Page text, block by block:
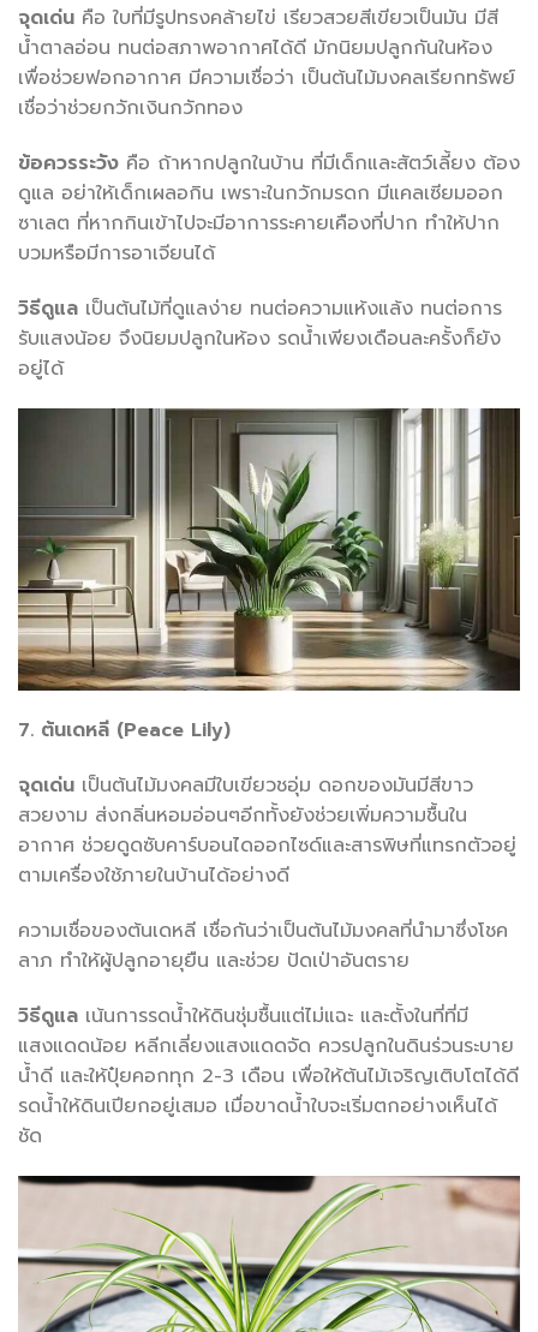
จุดเด่น คือ ใบที่มีรูปทรงคล้ายไข่ เรียวสวยสีเขียวเป็นมัน มีสี
น้ำตาลอ่อน ทนต่อสภาพอากาศได้ดี มักนิยมปลูกกันในห้อง
เพื่อช่วยฟอกอากาศ มีความเชื่อว่า เป็นต้นไม้มงคลเรียกทรัพย์
เชื่อว่าช่วยกวักเงินกวักทอง
ข้อควรระวัง คือ ถ้าหากปลูกในบ้าน ที่มีเด็กและสัตว์เลี้ยง ต้อง
ดูแล อย่าให้เด็กเผลอกิน เพราะในกวักมรดก มีแคลเซียมออก
ซาเลต ที่หากกินเข้าไปจะมีอาการระคายเคืองที่ปาก ทำให้ปาก
บวมหรือมีการอาเจียนได้
วิธีดูแล เป็นต้นไม้ที่ดูแลง่าย ทนต่อความแห้งแล้ง ทนต่อการ
รับแสงน้อย จึงนิยมปลูกในห้อง รดน้ำเพียงเดือนละครั้งก็ยัง
อยู่ได้
7. ต้นเดหลี (Peace Lily)
จุดเด่น เป็นต้นไม้มงคลมีใบเขียวชอุ่ม ดอกของมันมีสีขาว
สวยงาม ส่งกลิ่นหอมอ่อนๆอีกทั้งยังช่วยเพิ่มความชื้นใน
อากาศ ช่วยดูดซับคาร์บอนไดออกไซด์และสารพิษที่แทรกตัวอยู่
ตามเครื่องใช้ภายในบ้านได้อย่างดี
ความเชื่อของต้นเดหลี เชื่อกันว่าเป็นต้นไม้มงคลที่นำมาซึ่งโชค
ลาภ ทำให้ผู้ปลูกอายุยืน และช่วย ปัดเป่าอันตราย
วิธีดูแล เน้นการรดน้ำให้ดินชุ่มชื้นแต่ไม่แฉะ และตั้งในที่ที่มี
แสงแดดน้อย หลีกเลี่ยงแสงแดดจัด ควรปลูกในดินร่วนระบาย
น้ำดี และให้ปุ๋ยคอกทุก 2-3 เดือน เพื่อให้ต้นไม้เจริญเติบโตได้ดี
รดน้ำให้ดินเปียกอยู่เสมอ เมื่อขาดน้ำใบจะเริ่มตกอย่างเห็นได้
ชัด